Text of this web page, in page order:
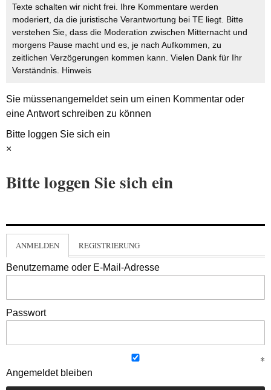
Texte schalten wir nicht frei. Ihre Kommentare werden
moderiert, da die juristische Verantwortung bei TE liegt. Bitte
verstehen Sie, dass die Moderation zwischen Mitternacht und
morgens Pause macht und es, je nach Aufkommen, zu
zeitlichen Verzögerungen kommen kann. Vielen Dank für Ihr
Verständnis. Hinweis
Sie müssenangemeldetsein um einen Kommentar oder
eine Antwort schreiben zu können
Bitte loggen Sie sich ein
×
Bitte loggen Sie sich ein
ANMELDEN REGISTRIERUNG
Benutzername oder E-Mail-Adresse
Passwort
Angemeldet bleiben